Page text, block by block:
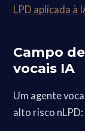
LPD aplicada à
Campo
vocais IA
Um agente
alto risco nLPD: